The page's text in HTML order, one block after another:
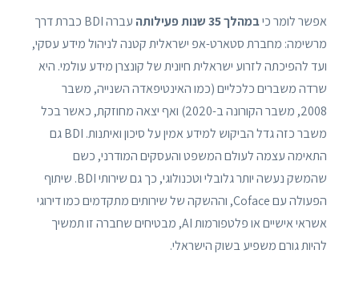
אפשר לומר כיבמהלך 35 שנות פעילותה
עברה BDI כברת דרך
מרשימה: מחברת סטארט-אפ ישראלית קטנה לניהול מידע עסקי,
ועד להפיכתה לזרוע ישראלית חיונית של קונצרן מידע עולמי. היא
שרדה משברים כלכליים (כמו האינטיפאדה השנייה, משבר
2008, משבר הקורונה ב-2020) ואף יצאה מחוזקת, כאשר בכל
משבר כזה גדל הביקוש למידע אמין על סיכון ואיתנות. BDI גם
התאימה עצמה לעולם המשפט והעסקים המודרני, כשם
שהמשק נעשה יותר גלובלי וטכנולוגי, כך גם שירותי BDI. שיתוף
הפעולה עם Coface, וההשקה של שירותים מתקדמים כמו דירוגי
אשראי אישיים או פלטפורמות AI, מבטיחים שחברה זו תמשיך
להיות גורם משפיע בשוק הישראלי.